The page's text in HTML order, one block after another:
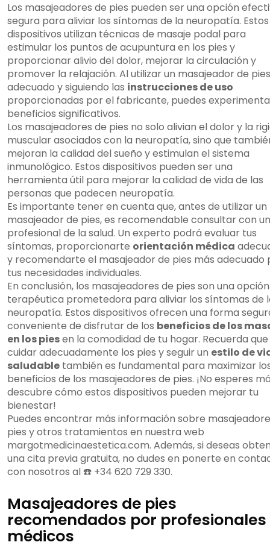
Los masajeadores de pies pueden ser una opción
segura para aliviar los síntomas de la neuropatía. Estos
dispositivos utilizan técnicas de masaje podal para
estimular los puntos de acupuntura en los pies y
proporcionar alivio del dolor, mejorar la circulación y
promover la relajación. Al utilizar un masajeador de pies
adecuado y siguiendo las instrucciones de uso
proporcionadas por el fabricante, puedes
beneficios significativos.
Los masajeadores de pies no solo alivian el dolor y la
muscular asociados con la neuropatía, sino que
mejoran la calidad del sueño y estimulan el sistema
inmunológico. Estos dispositivos pueden ser una
herramienta útil para mejorar la calidad de vida de las
personas que padecen neuropatía.
Es importante tener en cuenta que, antes de utilizar un
masajeador de pies, es recomendable consultar con un
profesional de la salud. Un experto podrá evaluar tus
síntomas, proporcionarte orientación médica
y recomendarte el masajeador de pies más adecuado
tus necesidades individuales.
En conclusión, los masajeadores de pies son una opción
terapéutica prometedora para aliviar los síntomas de
neuropatía. Estos dispositivos ofrecen una forma
conveniente de disfrutar de los beneficios de los
en los piesen la comodidad de tu hogar. Recuerda que
cuidar adecuadamente los pies y seguir un estilo de
saludable también es fundamental para maximizar
beneficios de los masajeadores de pies. ¡No esperes
descubre cómo estos dispositivos pueden mejorar tu
bienestar!
Puedes encontrar más información sobre
pies y otros tratamientos en nuestra web
margotmedicinaestetica.com. Además, si deseas
una cita previa gratuita, no dudes en ponerte en
con nosotros al ☎️ +34 620 729 330.
Masajeadores de pies
recomendados por profesionales
médicos